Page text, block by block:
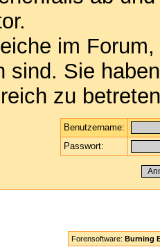
im
sind. Sie
zu
Benutzername:
Passwort:
Forensoftware: Burning